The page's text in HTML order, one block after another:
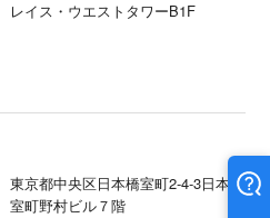
レイス・ウエストタワーB1F
東京都中央区日本橋室町2-4-3日本橋
室町野村ビル７階